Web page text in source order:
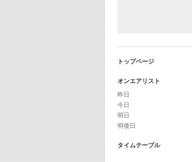
トップページ
オンエアリスト
昨日
今日
明日
明後日
タイムテーブル